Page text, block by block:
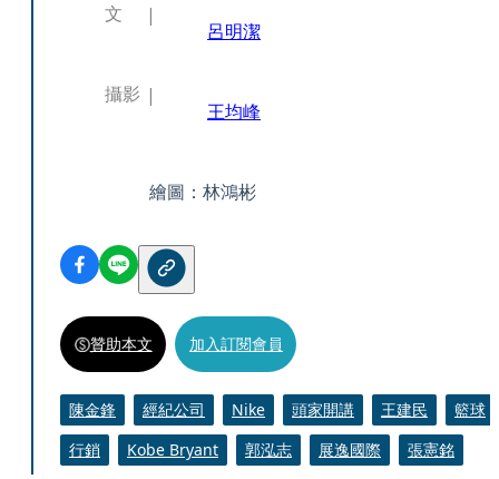
文
呂明潔
攝影
王均峰
繪圖：林鴻彬
贊助本文 加入訂閱會員
陳金鋒 經紀公司 Nike 頭家開講 王建民
籃球
行銷
Kobe Bryant 郭泓志 展逸國際 張憲銘